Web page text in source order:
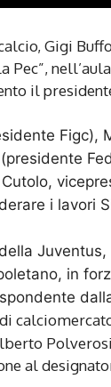
Gigi
il
Figc),
i lavori
in
al